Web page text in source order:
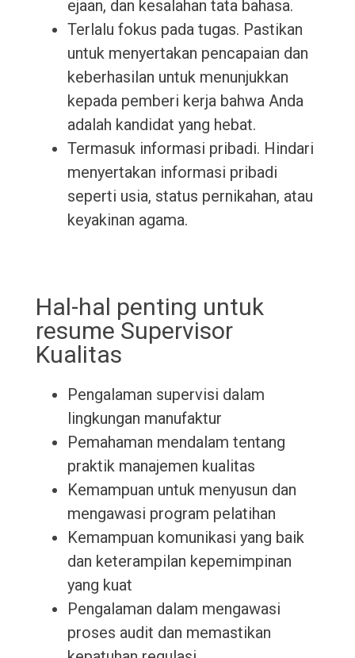
ejaan, dan kesalahan tata bahasa.
Terlalu fokus pada tugas. Pastikan
untuk menyertakan pencapaian dan
keberhasilan untuk menunjukkan
kepada pemberi kerja bahwa Anda
adalah kandidat yang hebat.
Termasuk informasi pribadi. Hindari
menyertakan informasi pribadi
seperti usia, status pernikahan, atau
keyakinan agama.
Hal-hal penting untuk
resume Supervisor
Kualitas
Pengalaman supervisi dalam
lingkungan manufaktur
Pemahaman mendalam tentang
praktik manajemen kualitas
Kemampuan untuk menyusun dan
mengawasi program pelatihan
Kemampuan komunikasi yang baik
dan keterampilan kepemimpinan
yang kuat
Pengalaman dalam mengawasi
proses audit dan memastikan